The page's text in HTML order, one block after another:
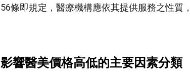
56條即規定，醫療機構應依其提供服務之性質
影響醫美價格高低的主要因素分類